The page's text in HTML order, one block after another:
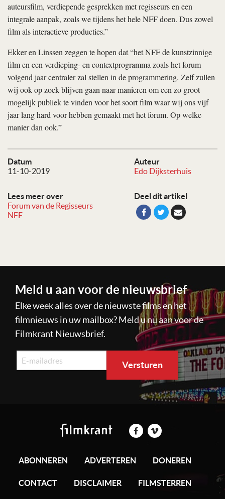
Datum
11-10-2019
Auteur
Edo Dijksterhuis
Lees meer over
Forum van de Regisseurs
NFF
Deel dit artikel
auteursfilm, verdiepende gesprekken met regisseurs en een
integrale aanpak, zoals we tijdens het hele NFF doen. Dus zowel
film als interactieve producties.”
Ekker en Linssen zeggen te hopen dat “het NFF de kunstzinnige
film en een verdieping- en contextprogramma zoals het forum
volgend jaar centraler zal stellen in de programmering. Zelf zullen
wij ook op zoek blijven gaan naar manieren om een zo groot
mogelijk publiek te vinden voor het soort film waar wij ons vijf
jaar lang hard voor hebben gemaakt met het forum. Op welke
manier dan ook.”
Meld u aan voor de nieuwsbrief
Elke week alles over de nieuwste films en het
filmnieuws in uw mailbox? Meld u nu aan voor de
Filmkrant Nieuwsbrief.
ABONNEREN ADVERTEREN DONEREN
CONTACT DISCLAIMER FILMSTERREN